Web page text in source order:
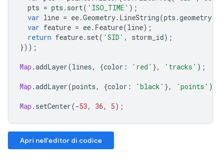
pts = pts . sort( 'ISO_TIME' );
var line = ee.Geometry. LineString(pts .geometry
var feature = ee. Feature(line);
return feature. set( 'SID' , storm_id);
}));
Map .addLayer(lines, {color : 'red' }, 'tracks' );
Map .addLayer(points, {color : 'black' }, 'points' );
Map . setCenter(-53, 36, 5);
Apri nell'editor di codice